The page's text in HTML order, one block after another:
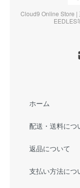
Cloud9 Online Store |
EEDLES
ホーム
配送・送料につ
返品について
支払い方法につ